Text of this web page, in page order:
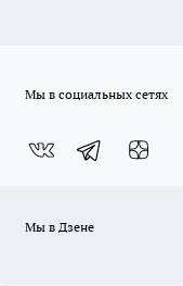
Мы в социальных сетях
Мы в Дзене